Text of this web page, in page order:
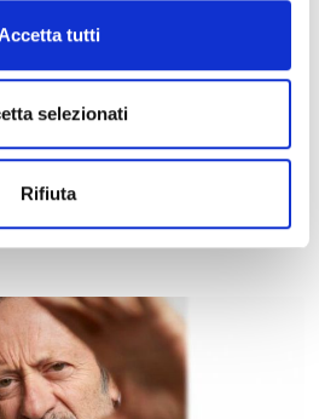
Accetta tutti
selezionati
Rifiuta
Claudio Abbado
– Chamber Orchestra of